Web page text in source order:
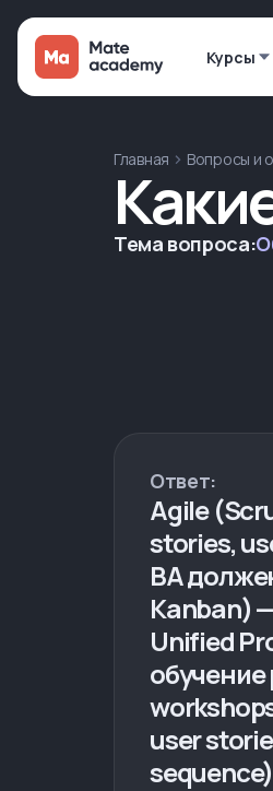
Курсы
Главная Вопросы и
Тема вопроса:
Ответ:
Agile
stories,
BA
Kanban)
Unified
user